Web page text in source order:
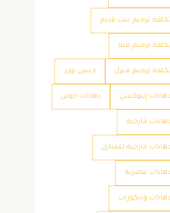
تكلفة ترميم بيت قديم
تكلفة ترميم فيلا
تكلفة ترميم منزل جبس بورد
دهانات إيبوكسي دهانات جوتن
دهانات خارجية
دهانات خارجية للمنازل
دهانات عصرية
دهانات وديكورات